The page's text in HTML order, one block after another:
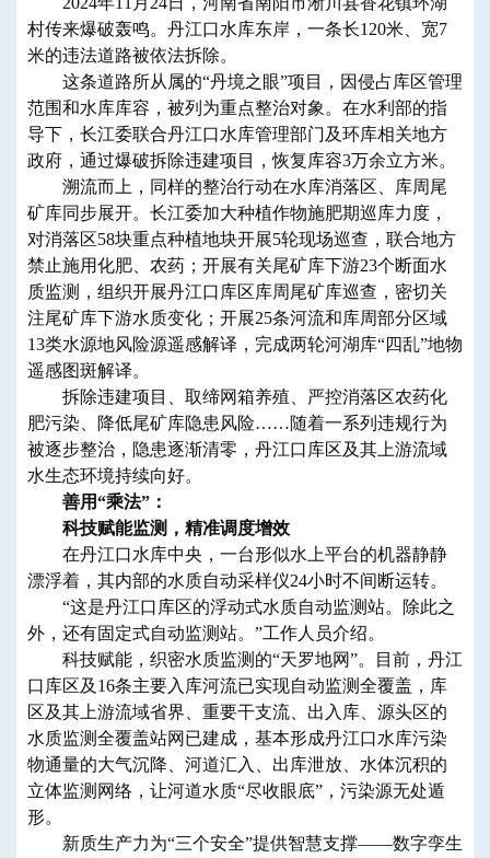
村传来爆破轰鸣。丹江口水库东岸，一条长120米、宽7
米的违法道路被依法拆除。
这条道路所从属的“丹境之眼”项目，因侵占库区管理
范围和水库库容，被列为重点整治对象。在水利部的指
导下，长江委联合丹江口水库管理部门及环库相关地方
政府，通过爆破拆除违建项目，恢复库容3万余立方米。
溯流而上，同样的整治行动在水库消落区、库周尾
矿库同步展开。长江委加大种植作物施肥期巡库力度，
对消落区58块重点种植地块开展5轮现场巡查，联合地方
禁止施用化肥、农药；开展有关尾矿库下游23个断面水
质监测，组织开展丹江口库区库周尾矿库巡查，密切关
注尾矿库下游水质变化；开展25条河流和库周部分区域
13类水源地风险源遥感解译，完成两轮河湖库“四乱”地物
遥感图斑解译。
拆除违建项目、取缔网箱养殖、严控消落区农药化
肥污染、降低尾矿库隐患风险……随着一系列违规行为
被逐步整治，隐患逐渐清零，丹江口库区及其上游流域
水生态环境持续向好。
善用“乘法”：
科技赋能监测，精准调度增效
在丹江口水库中央，一台形似水上平台的机器静静
漂浮着，其内部的水质自动采样仪24小时不间断运转。
“这是丹江口库区的浮动式水质自动监测站。除此之
外，还有固定式自动监测站。”工作人员介绍。
科技赋能，织密水质监测的“天罗地网”。目前，丹江
口库区及16条主要入库河流已实现自动监测全覆盖，库
区及其上游流域省界、重要干支流、出入库、源头区的
水质监测全覆盖站网已建成，基本形成丹江口水库污染
物通量的大气沉降、河道汇入、出库泄放、水体沉积的
立体监测网络，让河道水质“尽收眼底”，污染源无处遁
形。
新质生产力为“三个安全”提供智慧支撑——数字孪生